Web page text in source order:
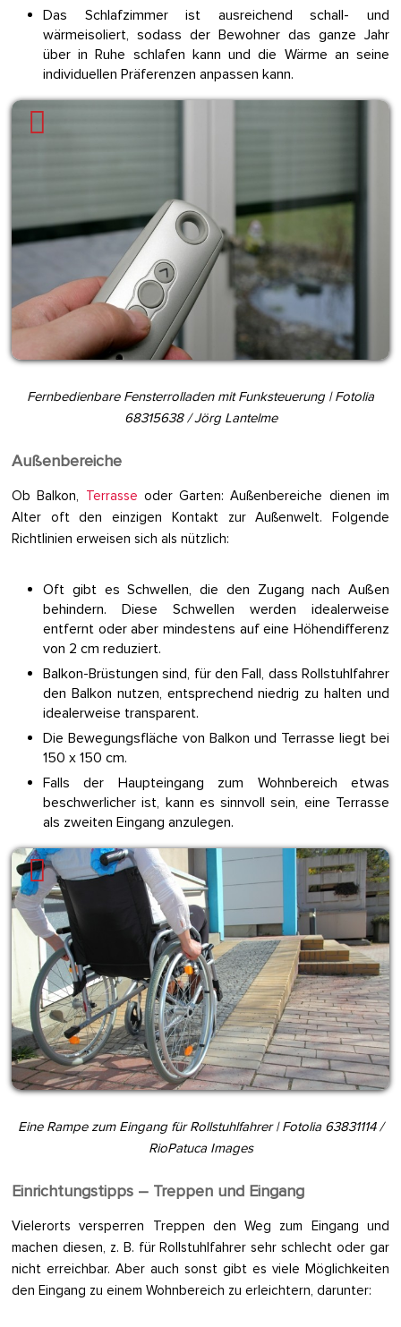
Das Schlafzimmer ist ausreichend schall- und
wärmeisoliert, sodass der Bewohner das ganze Jahr
über in Ruhe schlafen kann und die Wärme an seine
individuellen Präferenzen anpassen kann.
Fernbedienbare Fensterrolladen mit Funksteuerung | Fotolia
68315638 / Jörg Lantelme
Außenbereiche
Ob Balkon, Terrasse oder Garten: Außenbereiche dienen im
Alter oft den einzigen Kontakt zur Außenwelt. Folgende
Richtlinien erweisen sich als nützlich:
Oft gibt es Schwellen, die den Zugang nach Außen
behindern. Diese Schwellen werden idealerweise
entfernt oder aber mindestens auf eine Höhendifferenz
von 2 cm reduziert.
Balkon-Brüstungen sind, für den Fall, dass Rollstuhlfahrer
den Balkon nutzen, entsprechend niedrig zu halten und
idealerweise transparent.
Die Bewegungsfläche von Balkon und Terrasse liegt bei
150 x 150 cm.
Falls der Haupteingang zum Wohnbereich etwas
beschwerlicher ist, kann es sinnvoll sein, eine Terrasse
als zweiten Eingang anzulegen.
Eine Rampe zum Eingang für Rollstuhlfahrer | Fotolia 63831114 /
RioPatuca Images
Einrichtungstipps – Treppen und Eingang
Vielerorts versperren Treppen den Weg zum Eingang und
machen diesen, z. B. für Rollstuhlfahrer sehr schlecht oder gar
nicht erreichbar. Aber auch sonst gibt es viele Möglichkeiten
den Eingang zu einem Wohnbereich zu erleichtern, darunter: